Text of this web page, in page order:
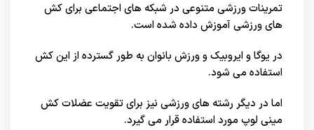
تمرینات ورزشی متنوعی در شبکه های اجتماعی برای کش
های ورزشی آموزش داده شده است.
در یوگا و ایروبیک و ورزش بانوان به طور گسترده از این کش
استفاده می شود.
اما در دیگر رشته های ورزشی نیز برای تقویت عضلات کش
مینی لوپ مورد استفاده قرار می گیرد.